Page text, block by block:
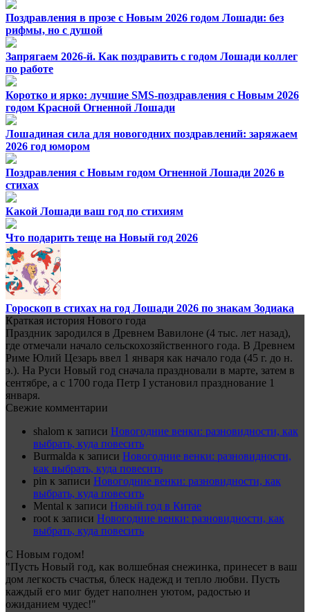
Поздравления в прозе с Новым 2026 годом Лошади: без
рифмы, но с душой
Запрягаем 2026-й. Как поздравить с годом Лошади коллег
по работе
Коротко и ярко: лучшие SMS-поздравления с Новым 2026
годом Красной Огненной Лошади
Лошадиная сила для новогодних поздравлений: заряжаем
2026 год юмором
Поздравления с Новым годом Огненной Лошади 2026 в
стихах
Какой Лошади ваш год по стихиям
Что подарить теще на Новый год 2026
Гороскоп в стихах на год Лошади 2026 по знакам Зодиака
Краткая история Нового года
Праздник зародился в Древнем Вавилоне (4 тыс. лет назад),
где отмечали начало сельскохозяйственного года. В Древнем
Риме Юлий Цезарь ввел 1 января как начало года (45 г. до н.
э.). На Руси Новый год сначала праздновали в марте, затем в
сентябре, а с 1700 года Петр I установил празднование 1
января.
Свежие комментарии
shalom к записи Новогодние венки: разновидности, как
выбрать, куда повесить
Burmalda к записи Новогодние венки: разновидности,
как выбрать, куда повесить
pin к записи Новогодние венки: разновидности, как
выбрать, куда повесить
Mental к записи Новый год в Китае
root к записи Новогодние венки: разновидности, как
выбрать, куда повесить
С Новым годом!
"Пусть Новый год, как волшебная снежинка, принесет в ваш
дом легкость счастья, блеск надежд и тепло любви. Пусть
каждый его миг будет наполнен уютом, радостью и
ожиданием чудес!"